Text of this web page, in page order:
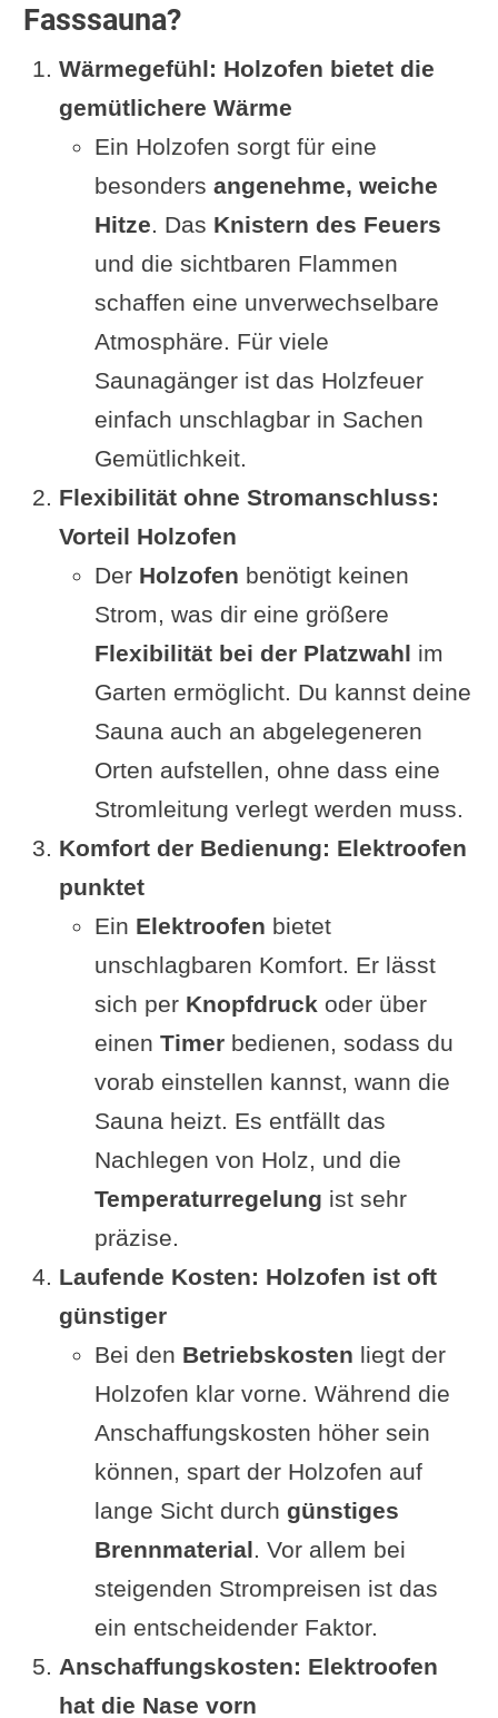
Fasssauna?
Wärmegefühl: Holzofen bietet die
gemütlichere Wärme
Ein Holzofen sorgt für eine
besonders angenehme, weiche
Hitze. Das Knistern des Feuers
und die sichtbaren Flammen
schaffen eine unverwechselbare
Atmosphäre. Für viele
Saunagänger ist das Holzfeuer
einfach unschlagbar in Sachen
Gemütlichkeit.
Flexibilität ohne Stromanschluss:
Vorteil Holzofen
Der Holzofen benötigt keinen
Strom, was dir eine größere
Flexibilität bei der Platzwahl im
Garten ermöglicht. Du kannst deine
Sauna auch an abgelegeneren
Orten aufstellen, ohne dass eine
Stromleitung verlegt werden muss.
Komfort der Bedienung: Elektroofen
punktet
Ein Elektroofen bietet
unschlagbaren Komfort. Er lässt
sich per Knopfdruck oder über
einen Timerbedienen, sodass du
vorab einstellen kannst, wann die
Sauna heizt. Es entfällt das
Nachlegen von Holz, und die
Temperaturregelung ist sehr
präzise.
Laufende Kosten: Holzofen ist oft
günstiger
Bei den Betriebskosten liegt der
Holzofen klar vorne. Während die
Anschaffungskosten höher sein
können, spart der Holzofen auf
lange Sicht durch günstiges
Brennmaterial. Vor allem bei
steigenden Strompreisen ist das
ein entscheidender Faktor.
Anschaffungskosten: Elektroofen
hat die Nase vorn